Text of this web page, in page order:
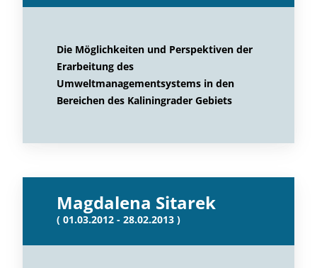
Die Möglichkeiten und Perspektiven der
Erarbeitung des
Umweltmanagementsystems in den
Bereichen des Kaliningrader Gebiets
Magdalena Sitarek
( 01.03.2012 - 28.02.2013 )